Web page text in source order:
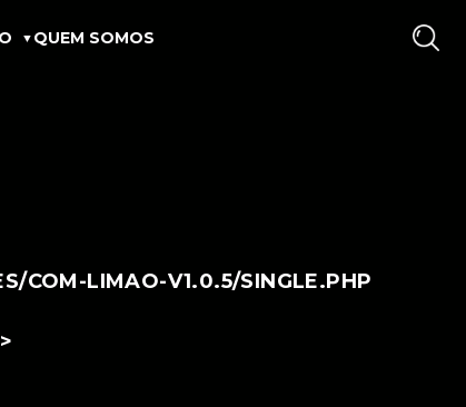
QUEM SOMOS
COM-LIMAO-V1.0.5/SINGLE.PHP